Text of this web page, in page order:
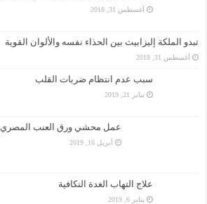
أغسطس 31, 2018
تبدو الملكة إليزابيث بين الحذاء نفسه والألوان القوية
أغسطس 31, 2018
سبب عدم انتظام ضربات القلب
يناير 21, 2019
عمل محشي ورق العنب المصري
أبريل 16, 2019
علاج التهاب الغدة النكافية
يناير 6, 2019